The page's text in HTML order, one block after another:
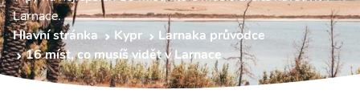
Larnace.
Hlavní stránka
Kypr
Larnaka průvodce
16 míst, co musíš vidět v Larnace